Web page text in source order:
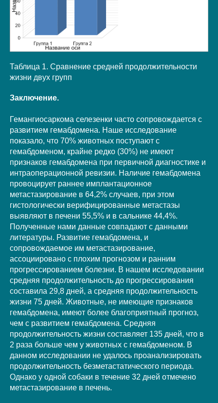
Таблица 1. Сравнение средней продолжительности
жизни двух групп
Заключение.
Гемангиосаркома селезенки часто сопровождается с
развитием гемабдомена. Наше исследование
показало, что 70% животных поступают с
гемабдоменом, крайне редко (30%) не имеют
признаков гемабдомена при первичной диагностике и
интраоперационной ревизии. Наличие гемабдомена
провоцирует раннее имплантационное
метастазирование в 64,2% случаев, при этом
гистологически верифицированные метастазы
выявляют в печени 55,5% и в сальнике 44,4%.
Полученные нами данные совпадают с данными
литературы. Развитие гемабдомена, и
сопровождаемое им метастазирование,
ассоциировано с плохим прогнозом и ранним
прогрессированием болезни. В нашем исследовании
средняя продолжительность до прогрессирования
составила 29,8 дней, а средняя продолжительность
жизни 75 дней. Животные, не имеющие признаков
гемабдомена, имеют более благоприятный прогноз,
чем с развитием гемабдомена. Средняя
продолжительность жизни составляет 135 дней, что в
2 раза больше чем у животных с гемабдоменом. В
данном исследовании не удалось проанализировать
продолжительность безметастатического периода.
Однако у одной собаки в течение 32 дней отмечено
метастазирование в печень.